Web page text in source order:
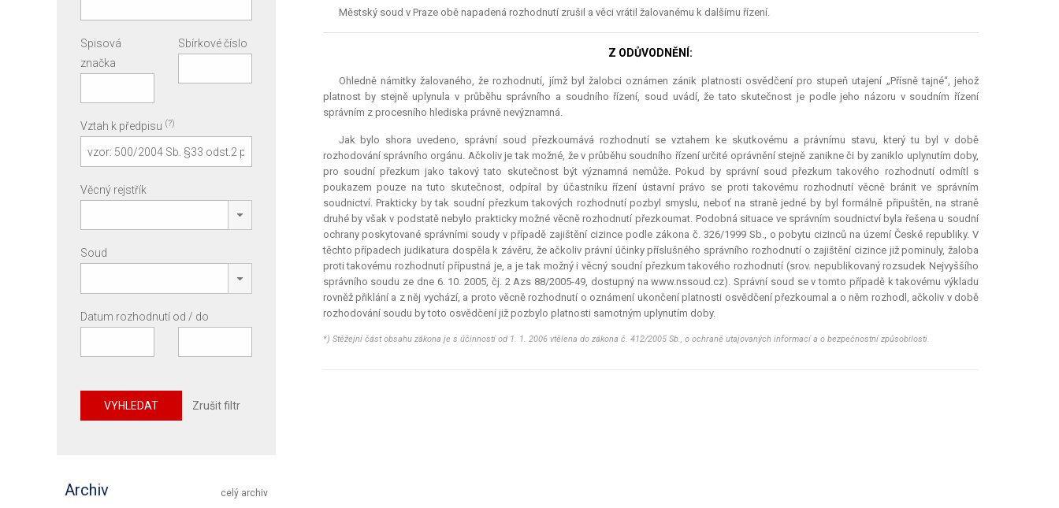
Městský soud v Praze obě napadená rozhodnutí zrušil a věci vrátil žalovanému k dalšímu řízení.
Z ODŮVODNĚNÍ:
Ohledně námitky žalovaného, že rozhodnutí, jímž byl žalobci oznámen zánik platnosti osvědčení pro stupeň utajení „Přísně tajné“, jehož
platnost by stejně uplynula v průběhu správního a soudního řízení, soud uvádí, že tato skutečnost je podle jeho názoru v soudním řízení
správním z procesního hlediska právně nevýznamná.
Jak bylo shora uvedeno, správní soud přezkoumává rozhodnutí se vztahem ke skutkovému a právnímu stavu, který tu byl v době
rozhodování správního orgánu. Ačkoliv je tak možné, že v průběhu soudního řízení určité oprávnění stejně zanikne či by zaniklo uplynutím doby,
pro soudní přezkum jako takový tato skutečnost být významná nemůže. Pokud by správní soud přezkum takového rozhodnutí odmítl s
poukazem pouze na tuto skutečnost, odpíral by účastníku řízení ústavní právo se proti takovému rozhodnutí věcně bránit ve správním
soudnictví. Prakticky by tak soudní přezkum takových rozhodnutí pozbyl smyslu, neboť na straně jedné by byl formálně připuštěn, na straně
druhé by však v podstatě nebylo prakticky možné věcně rozhodnutí přezkoumat. Podobná situace ve správním soudnictví byla řešena u soudní
ochrany poskytované správními soudy v případě zajištění cizince podle zákona č. 326/1999 Sb., o pobytu cizinců na území České republiky. V
těchto případech judikatura dospěla k závěru, že ačkoliv právní účinky příslušného správního rozhodnutí o zajištění cizince již pominuly, žaloba
proti takovému rozhodnutí přípustná je, a je tak možný i věcný soudní přezkum takového rozhodnutí (srov. nepublikovaný rozsudek Nejvyššího
správního soudu ze dne 6. 10. 2005, čj. 2 Azs 88/2005-49, dostupný na www.nssoud.cz). Správní soud se v tomto případě k takovému výkladu
rovněž přiklání a z něj vychází, a proto věcně rozhodnutí o oznámení ukončení platnosti osvědčení přezkoumal a o něm rozhodl, ačkoliv v době
rozhodování soudu by toto osvědčení již pozbylo platnosti samotným uplynutím doby.
*) Stěžejní část obsahu zákona je s účinností od 1. 1. 2006 vtělena do zákona č. 412/2005 Sb., o ochraně utajovaných informací a o bezpečnostní způsobilosti.
Spisová
značka
Sbírkové číslo
Vztah k předpisu (?)
Věcný rejstřík
Soud
Datum rozhodnutí od / do
VYHLEDAT Zrušit filtr
celý archiv
Archiv